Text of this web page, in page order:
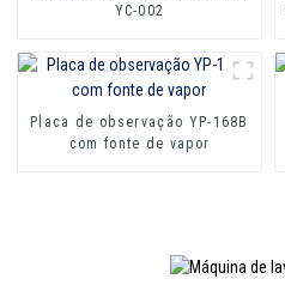
YC-002
Placa de observação YP-168B
com fonte de vapor